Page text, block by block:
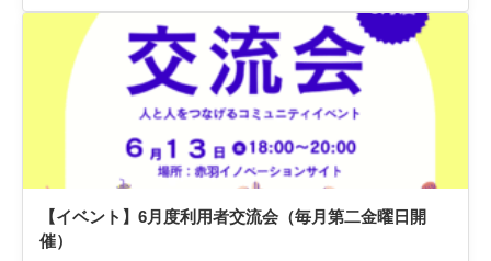
【イベント】6月度利用者交流会（毎月第二金曜日開
催）